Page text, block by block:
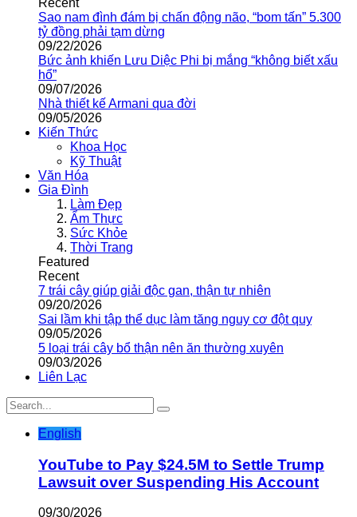
Recent
Sao nam đình đám bị chấn động não, “bom tấn” 5.300
tỷ đồng phải tạm dừng
09/22/2026
Bức ảnh khiến Lưu Diệc Phi bị mắng “không biết xấu
hổ”
09/07/2026
Nhà thiết kế Armani qua đời
09/05/2026
Kiến Thức
Khoa Học
Kỹ Thuật
Văn Hóa
Gia Đình
Làm Đẹp
Ẩm Thực
Sức Khỏe
Thời Trang
Featured
Recent
7 trái cây giúp giải độc gan, thận tự nhiên
09/20/2026
Sai lầm khi tập thể dục làm tăng nguy cơ đột quỵ
09/05/2026
5 loại trái cây bổ thận nên ăn thường xuyên
09/03/2026
Liên Lạc
English
YouTube to Pay $24.5M to Settle Trump
Lawsuit over Suspending His Account
09/30/2026